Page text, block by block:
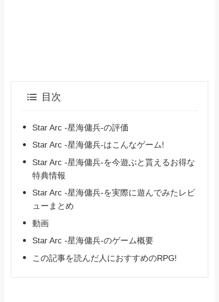
目次
Star Arc -星海傭兵-の評価
Star Arc -星海傭兵-はこんなゲーム!
Star Arc -星海傭兵-を今遊ぶと貰えるお得な
特典情報
Star Arc -星海傭兵-を実際に遊んでみたレビ
ューまとめ
動画
Star Arc -星海傭兵-のゲーム概要
この記事を読んだ人におすすめのRPG!